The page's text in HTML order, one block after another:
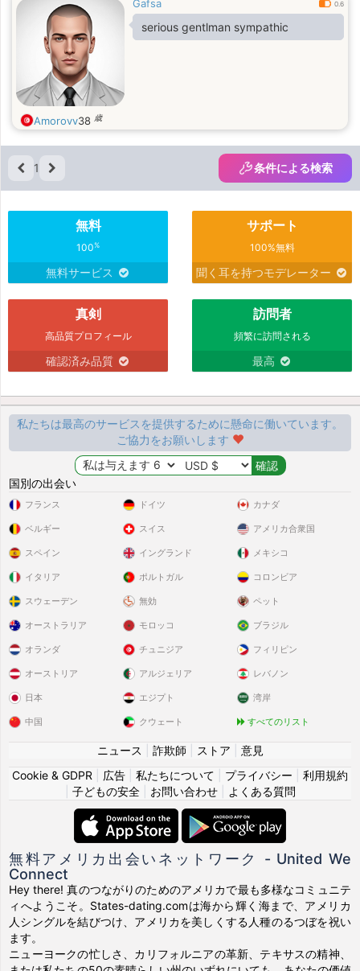
Gafsa 0.6
serious gentlman sympathic
Amorovv38 歳
1 条件による検索
無料
100%
無料サービス
サポート
100%無料
聞く耳を持つモデレーター
真剣
高品質プロフィール
確認済み品質
訪問者
頻繁に訪問される
最高
私たちは最高のサービスを提供するために懸命に働いています。
ご協力をお願いします
国別の出会い
フランス
ベルギー
スペイン
イタリア
スウェーデン
ドイツ
スイス
イングランド
ポルトガル
無効
カナダ
アメリカ合衆国
メキシコ
コロンビア
ペット
オーストラリア
オランダ
オーストリア
日本
中国
モロッコ
チュニジア
アルジェリア
エジプト
クウェート
ブラジル
フィリピン
レバノン
湾岸
すべてのリスト
ニュース 詐欺師 ストア
意見
Cookie & GDPR
広告 私たちについて プライバシー
利用規約
子どもの安全| お問い合わせ| よくある質問
無料アメリカ出会いネットワーク - United We
Connect
Hey there! 真のつながりのためのアメリカで最も多様なコミュニテ
ィへようこそ。States-dating.comは海から輝く海まで、アメリカ
人シングルを結びつけ、アメリカを美しくする人種のるつぼを祝い
ます。
ニューヨークの忙しさ、カリフォルニアの革新、テキサスの精神、